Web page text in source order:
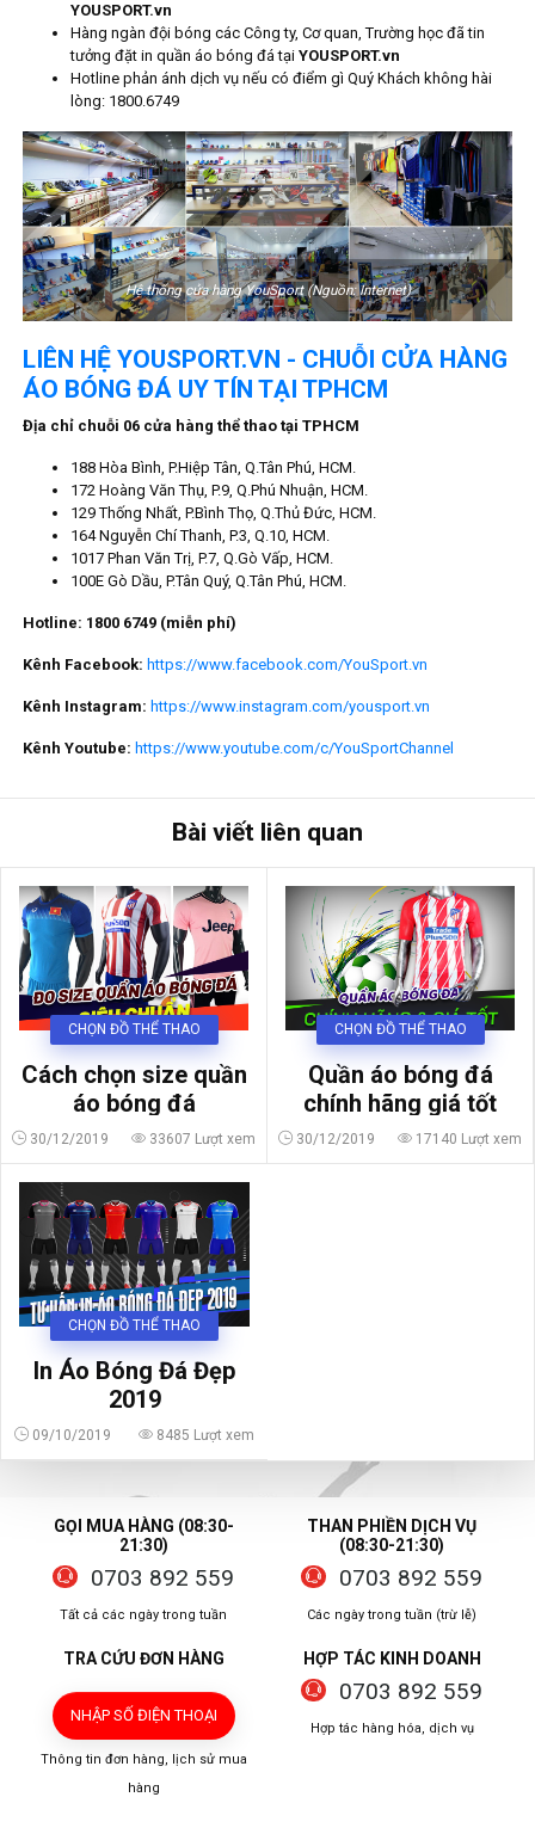
YOUSPORT.vn
Hàng ngàn đội bóng các Công ty, Cơ quan, Trường học đã tin
tưởng đặt in quần áo bóng đá tại YOUSPORT.vn
Hotline phản ánh dịch vụ nếu có điểm gì Quý Khách không hài
lòng: 1800.6749
Hệ thống cửa hàng YouSport (Nguồn: Internet)
LIÊN HỆ YOUSPORT.VN - CHUỖI CỬA HÀNG
ÁO BÓNG ĐÁ UY TÍN TẠI TPHCM
Địa chỉ chuỗi 06 cửa hàng thể thao tại TPHCM
188 Hòa Bình, P.Hiệp Tân, Q.Tân Phú, HCM.
172 Hoàng Văn Thụ, P.9, Q.Phú Nhuận, HCM.
129 Thống Nhất, P.Bình Thọ, Q.Thủ Đức, HCM.
164 Nguyễn Chí Thanh, P.3, Q.10, HCM.
1017 Phan Văn Trị, P.7, Q.Gò Vấp, HCM.
100E Gò Dầu, P.Tân Quý, Q.Tân Phú, HCM.
Hotline: 1800 6749 (miễn phí)
Kênh Facebook: https://www.facebook.com/YouSport.vn
Kênh Instagram: https://www.instagram.com/yousport.vn
Kênh Youtube: https://www.youtube.com/c/YouSportChannel
Bài viết liên quan
CHỌN ĐỒ THỂ THAO
Cách chọn size quần
áo bóng đá
30/12/2019 33607 Lượt xem
CHỌN ĐỒ THỂ THAO
Quần áo bóng đá
chính hãng giá tốt
30/12/2019 17140 Lượt xem
CHỌN ĐỒ THỂ THAO
In Áo Bóng Đá Đẹp
2019
09/10/2019 8485 Lượt xem
GỌI MUA HÀNG (08:30-
21:30)
0703 892 559
Tất cả các ngày trong tuần
THAN PHIỀN DỊCH VỤ
(08:30-21:30)
0703 892 559
Các ngày trong tuần (trừ lễ)
TRA CỨU ĐƠN HÀNG
NHẬP SỐ ĐIỆN THOẠI
Thông tin đơn hàng, lịch sử mua
hàng
HỢP TÁC KINH DOANH
0703 892 559
Hợp tác hàng hóa, dịch vụ